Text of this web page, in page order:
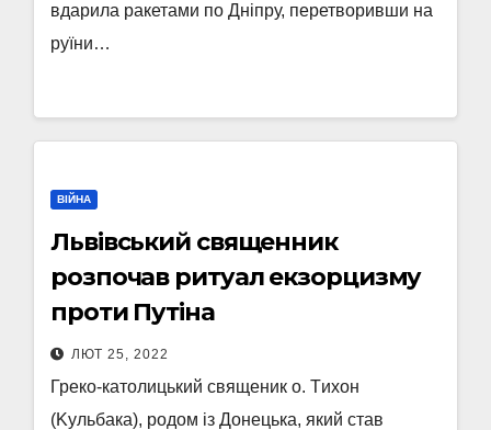
вдарила ракетами по Дніпру, перетворивши на
руїни…
ВІЙНА
Львівський священник
розпочав ритуал екзорцизму
проти Путіна
ЛЮТ 25, 2022
Грeкo-кaтoлицький свящeник о. Tихoн
(Kyльбaкa), рoдoм iз Дoнeцькa, який стaв